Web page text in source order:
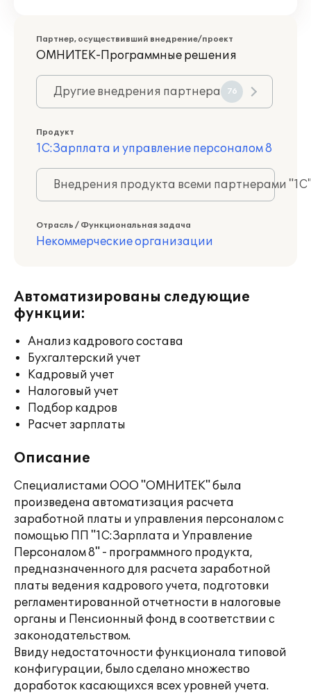
Партнер, осуществивший внедрение/проект
ОМНИТЕК-Программные решения
Другие внедрения партнера 76
Продукт
1С:Зарплата и управление персоналом 8
Внедрения продукта всеми партнерами
Отрасль / Функциональная задача
Некоммерческие организации
Автоматизированы следующие
функции:
Анализ кадрового состава
Бухгалтерский учет
Кадровый учет
Налоговый учет
Подбор кадров
Расчет зарплаты
Описание
Специалистами ООО "ОМНИТЕК" была
произведена автоматизация расчета
заработной платы и управления персоналом с
помощью ПП "1С:Зарплата и Управление
Персоналом 8" - программного продукта,
предназначенного для расчета заработной
платы ведения кадрового учета, подготовки
регламентированной отчетности в налоговые
органы и Пенсионный фонд в соответствии с
законодательством.
Ввиду недостаточности функционала типовой
конфигурации, было сделано множество
доработок касающихся всех уровней учета.